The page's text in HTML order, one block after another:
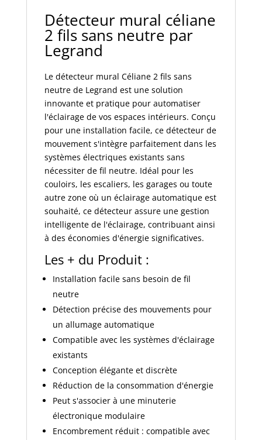
neutre
CM0050
Détecteur mural céliane
2 fils sans neutre par
Legrand
Le détecteur mural Céliane 2 fils sans
neutre de Legrand est une solution
innovante et pratique pour automatiser
l'éclairage de vos espaces intérieurs. Conçu
pour une installation facile, ce détecteur de
mouvement s'intègre parfaitement dans les
systèmes électriques existants sans
nécessiter de fil neutre. Idéal pour les
couloirs, les escaliers, les garages ou toute
autre zone où un éclairage automatique est
souhaité, ce détecteur assure une gestion
intelligente de l'éclairage, contribuant ainsi
à des économies d'énergie significatives.
Les + du Produit :
Installation facile sans besoin de fil
neutre
Détection précise des mouvements pour
un allumage automatique
Compatible avec les systèmes d'éclairage
existants
Conception élégante et discrète
Réduction de la consommation d'énergie
Peut s'associer à une minuterie
électronique modulaire
Encombrement réduit : compatible avec